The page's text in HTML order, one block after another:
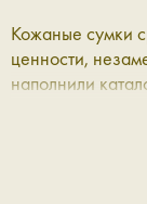
Кожаные сумки
ценности,
наполнили
которые